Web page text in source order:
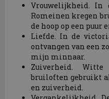
Vrouwelijkheid. In
Romeinen kregen
de hoop op een puur
Liefde. In de
ontvangen van een
mijn minnaar.
Zuiverheid.
bruiloften gebruikt
en zuiverheid.